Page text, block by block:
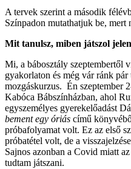
A tervek szerint a második
Színpadon mutathatjuk be, mert
Mit tanulsz, miben játszol
Mi, a bábosztály szeptembertől
gyakorlaton és még vár ránk
mozgáskurzus. Én szeptember
Kabóca Bábszínházban, ahol
egyszemélyes gyerekelőadást
bement egy óriás című
próbafolyamat volt. Ez az első
próbatétel volt, de a
Sajnos azonban a Covid miatt
tudtam játszani.